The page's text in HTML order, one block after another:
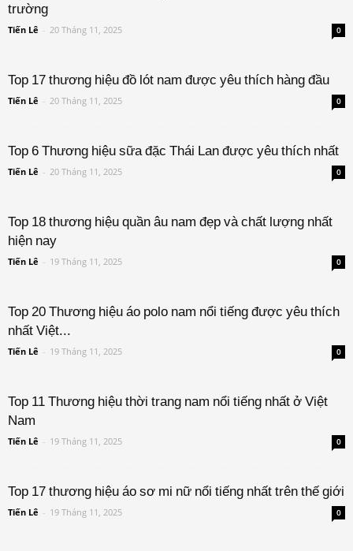
trường
Tiến Lê - 20 Tháng 11, 2025 0
Top 17 thương hiệu đồ lót nam được yêu thích hàng đầu
Tiến Lê - 20 Tháng 11, 2025 0
Top 6 Thương hiệu sữa đặc Thái Lan được yêu thích nhất
Tiến Lê - 20 Tháng 11, 2025 0
Top 18 thương hiệu quần âu nam đẹp và chất lượng nhất
hiện nay
Tiến Lê - 19 Tháng 11, 2025 0
Top 20 Thương hiệu áo polo nam nổi tiếng được yêu thích
nhất Việt...
Tiến Lê - 19 Tháng 11, 2025 0
Top 11 Thương hiệu thời trang nam nổi tiếng nhất ở Việt
Nam
Tiến Lê - 19 Tháng 11, 2025 0
Top 17 thương hiệu áo sơ mi nữ nổi tiếng nhất trên thế giới
Tiến Lê - 19 Tháng 11, 2025 0